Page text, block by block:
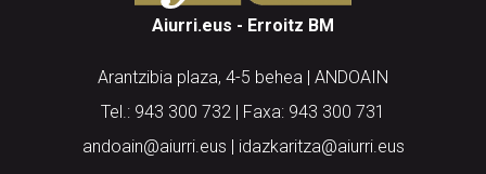
Aiurri.eus - Erroitz BM
Arantzibia plaza, 4-5 behea | ANDOAIN
Tel.: 943 300 732 | Faxa: 943 300 731
andoain@aiurri.eus | idazkaritza@aiurri.eus